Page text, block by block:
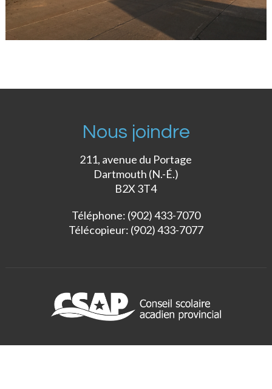
Nous joindre
211, avenue du Portage
Dartmouth (N.-É.)
B2X 3T4
Téléphone: (902) 433-7070
Télécopieur: (902) 433-7077